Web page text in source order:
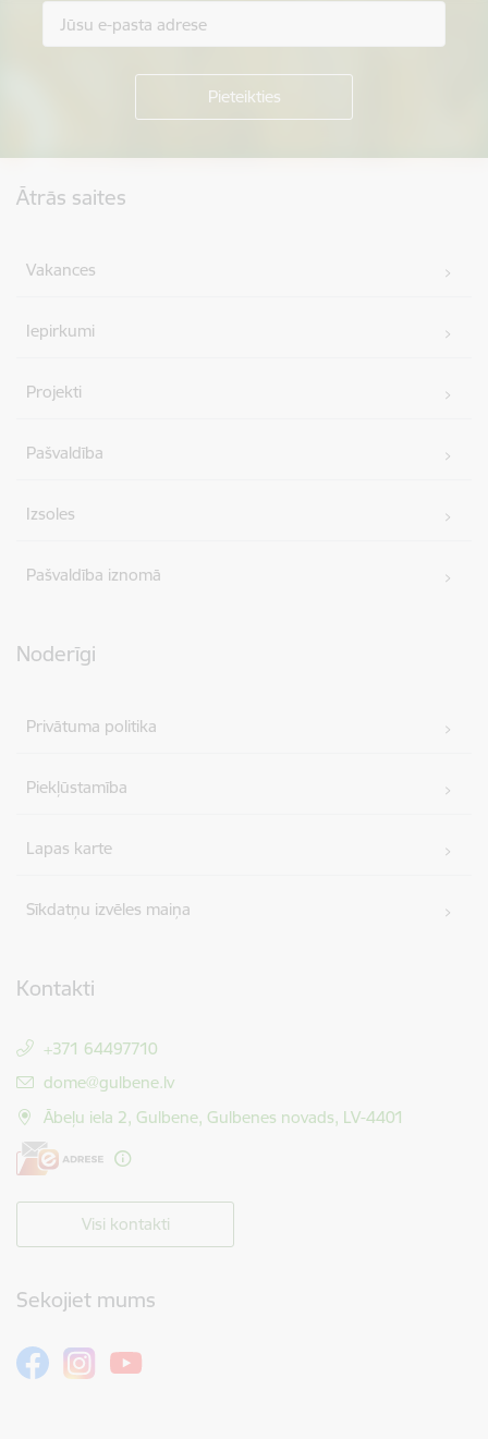
Ātrās saites
Vakances
Iepirkumi
Projekti
Pašvaldība
Izsoles
Pašvaldība iznomā
Noderīgi
Privātuma politika
Piekļūstamība
Lapas karte
Sīkdatņu izvēles maiņa
Kontakti
+371 64497710
E-pasts:
dome@gulbene.lv
Ābeļu iela 2, Gulbene, Gulbenes novads, LV-4401
Visi kontakti
Sekojiet mums